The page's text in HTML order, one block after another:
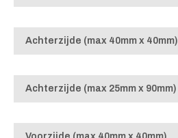
Achterzijde (max 40mm x 40mm)
Achterzijde (max 25mm x 90mm)